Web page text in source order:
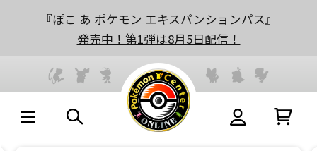
『ぽこ あ ポケモン エキスパンションパス』
発売中！第1弾は8月5日配信！